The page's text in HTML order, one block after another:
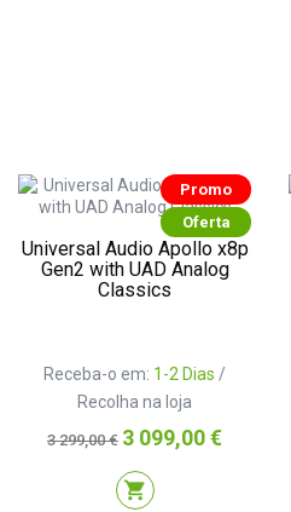
Promo
Oferta
Universal Audio Apollo x8p
Gen2 with UAD Analog
Classics
Receba-o em: 1-2 Dias /
Recolha na loja
Preço
normal
3 299,00 € Preço
3 099,00 €
shopping_cart